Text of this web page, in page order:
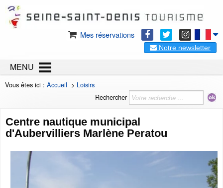
Mes réservations
Notre newsletter
MENU
Vous êtes ici : Accueil > Loisirs
Rechercher
Centre nautique municipal
d'Aubervilliers Marlène Peratou